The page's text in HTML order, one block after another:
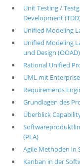
Unit Testing /
Development
Unified Modeling
Unified Modeling
und Design (OOAD)
Rational Unified
UML mit
Requirements
Grundlagen des
Überblick
(PLA)
Agile Methoden in
Kanban in der